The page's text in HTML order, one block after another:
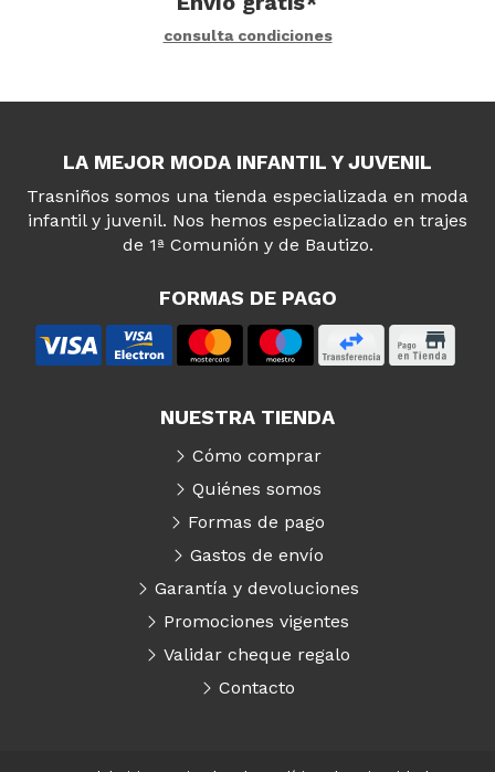
consulta condiciones
LA MEJOR MODA INFANTIL Y JUVENIL
Trasniños somos una tienda especializada en moda
infantil y juvenil. Nos hemos especializado en trajes
de 1ª Comunión y de Bautizo.
FORMAS DE PAGO
NUESTRA TIENDA
Cómo comprar
Quiénes somos
Formas de pago
Gastos de envío
Garantía y devoluciones
Promociones vigentes
Validar cheque regalo
Contacto